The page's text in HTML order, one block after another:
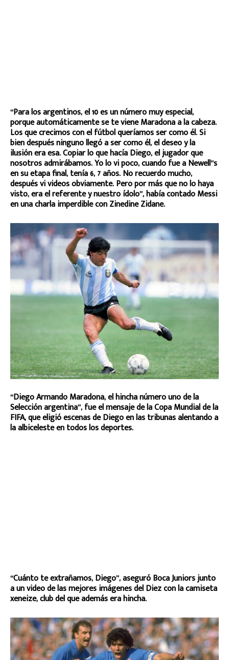
“Para los argentinos, el 10 es un número muy especial,
porque automáticamente se te viene Maradona a la cabeza.
Los que crecimos con el fútbol queríamos ser como él. Si
bien después ninguno llegó a ser como él, el deseo y la
ilusión era esa. Copiar lo que hacía Diego, el jugador que
nosotros admirábamos. Yo lo vi poco, cuando fue a Newell”s
en su etapa final, tenía 6, 7 años. No recuerdo mucho,
después vi videos obviamente. Pero por más que no lo haya
visto, era el referente y nuestro ídolo”, había contado Messi
en una charla imperdible con Zinedine Zidane.
“Diego Armando Maradona, el hincha número uno de la
Selección argentina”, fue el mensaje de la Copa Mundial de la
FIFA, que eligió escenas de Diego en las tribunas alentando a
la albiceleste en todos los deportes.
“Cuánto te extrañamos, Diego”, aseguró Boca Juniors junto
a un video de las mejores imágenes del Diez con la camiseta
xeneize, club del que además era hincha.